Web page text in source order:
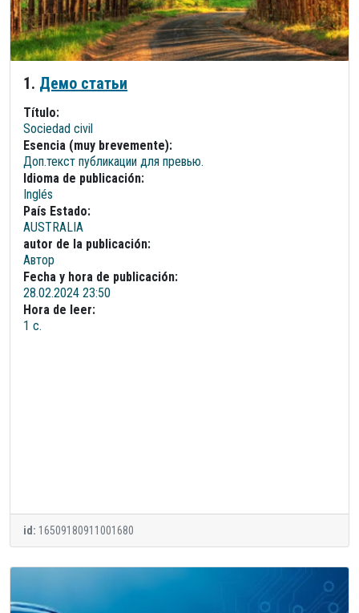
1. Демо статьи
Título:
Sociedad civil
Esencia (muy brevemente):
Доп.текст публикации для превью.
Idioma de publicación:
Inglés
País Estado:
AUSTRALIA
autor de la publicación:
Автор
Fecha y hora de publicación:
28.02.2024 23:50
Hora de leer:
1 с.
id: 16509180911001680